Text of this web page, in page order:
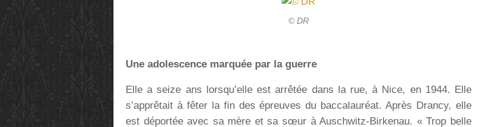
© DR
Une adolescence marquée par la guerre
Elle a seize ans lorsqu’elle est arrêtée dans la rue, à Nice, en 1944. Elle
s’apprêtait à fêter la fin des épreuves du baccalauréat. Après Drancy, elle
est déportée avec sa mère et sa sœur à Auschwitz-Birkenau. « Trop belle